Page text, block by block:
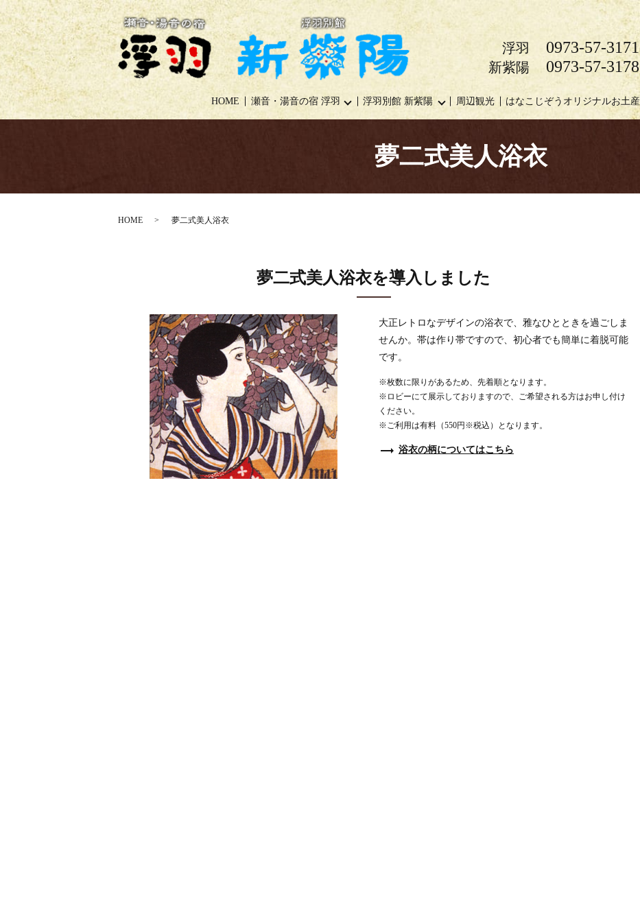
HOME 瀬音・湯音の宿 浮羽 浮羽別館 新紫陽 周辺観光 はなこじぞうオリジナルお土産
浮羽 0973-57-3171
新紫陽
0973-57-3178
夢二式美人浴衣
HOME 夢二式美人浴衣
夢二式美人浴衣を導入しました
大正レトロなデザインの浴衣で、雅なひとときを過ごしま
せんか。帯は作り帯ですので、初心者でも簡単に着脱可能
です。
※枚数に限りがあるため、先着順となります。
※ロビーにて展示しておりますので、ご希望される方はお申し付け
ください。
※ご利用は有料（550円※税込）となります。
trending_flat 浴衣の柄についてはこちら